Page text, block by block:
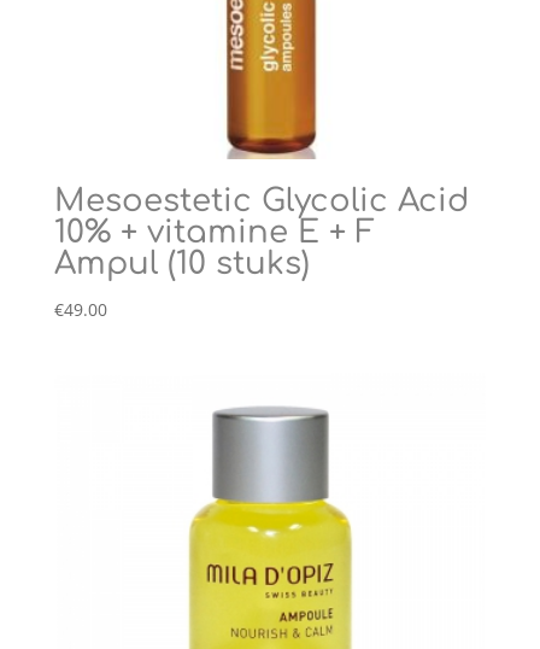
Mesoestetic Glycolic Acid
10% + vitamine E + F
Ampul (10 stuks)
€49.00